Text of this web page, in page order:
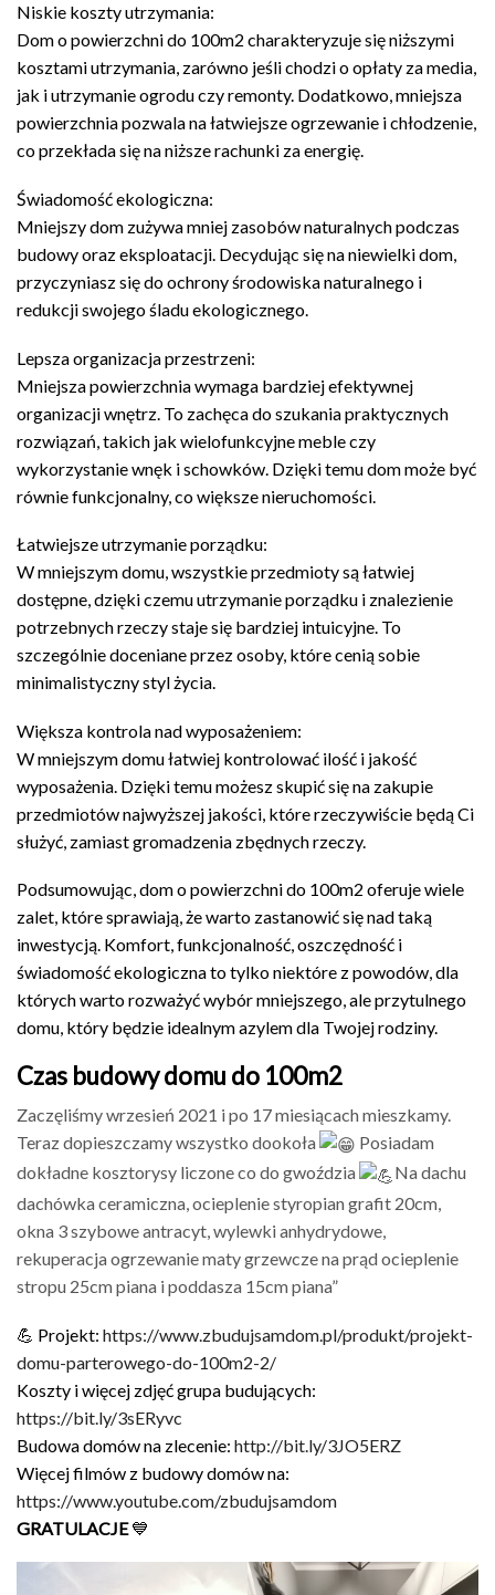
Niskie koszty utrzymania:
Dom o powierzchni do 100m2 charakteryzuje się niższymi
kosztami utrzymania, zarówno jeśli chodzi o opłaty za media,
jak i utrzymanie ogrodu czy remonty. Dodatkowo, mniejsza
powierzchnia pozwala na łatwiejsze ogrzewanie i chłodzenie,
co przekłada się na niższe rachunki za energię.
Świadomość ekologiczna:
Mniejszy dom zużywa mniej zasobów naturalnych podczas
budowy oraz eksploatacji. Decydując się na niewielki dom,
przyczyniasz się do ochrony środowiska naturalnego i
redukcji swojego śladu ekologicznego.
Lepsza organizacja przestrzeni:
Mniejsza powierzchnia wymaga bardziej efektywnej
organizacji wnętrz. To zachęca do szukania praktycznych
rozwiązań, takich jak wielofunkcyjne meble czy
wykorzystanie wnęk i schowków. Dzięki temu dom może być
równie funkcjonalny, co większe nieruchomości.
Łatwiejsze utrzymanie porządku:
W mniejszym domu, wszystkie przedmioty są łatwiej
dostępne, dzięki czemu utrzymanie porządku i znalezienie
potrzebnych rzeczy staje się bardziej intuicyjne. To
szczególnie doceniane przez osoby, które cenią sobie
minimalistyczny styl życia.
Większa kontrola nad wyposażeniem:
W mniejszym domu łatwiej kontrolować ilość i jakość
wyposażenia. Dzięki temu możesz skupić się na zakupie
przedmiotów najwyższej jakości, które rzeczywiście będą Ci
służyć, zamiast gromadzenia zbędnych rzeczy.
Podsumowując, dom o powierzchni do 100m2 oferuje wiele
zalet, które sprawiają, że warto zastanowić się nad taką
inwestycją. Komfort, funkcjonalność, oszczędność i
świadomość ekologiczna to tylko niektóre z powodów, dla
których warto rozważyć wybór mniejszego, ale przytulnego
domu, który będzie idealnym azylem dla Twojej rodziny.
Czas budowy domu do 100m2
Zaczęliśmy wrzesień 2021 i po 17 miesiącach mieszkamy.
Teraz dopieszczamy wszystko dookoła
Posiadam
dokładne kosztorysy liczone co do gwoździa
Na dachu
dachówka ceramiczna, ocieplenie styropian grafit 20cm,
okna 3 szybowe antracyt, wylewki anhydrydowe,
rekuperacja ogrzewanie maty grzewcze na prąd ocieplenie
stropu 25cm piana i poddasza 15cm piana”
💪 Projekt: https://www.zbudujsamdom.pl/produkt/projekt-
domu-parterowego-do-100m2-2/
Koszty i więcej zdjęć grupa budujących:
https://bit.ly/3sERyvc
Budowa domów na zlecenie: http://bit.ly/3JO5ERZ
Więcej filmów z budowy domów na:
https://www.youtube.com/zbudujsamdom
GRATULACJE💙